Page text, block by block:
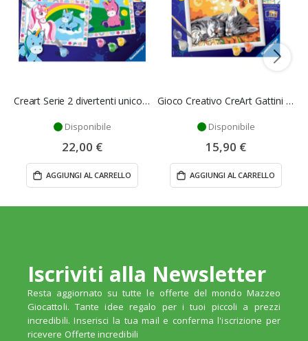
Creart Serie 2 divertenti unicorni - Ravensburger
Disponibile
22,00 €
AGGIUNGI AL CARRELLO
Gioco Creativo CreArt Gattini - Ravensburger
Disponibile
15,90 €
AGGIUNGI AL CARRELLO
Iscriviti alla Newsletter
Resta aggiornato su tutte le offerte del mondo Mazzeo
Giocattoli. Tante idee regalo per i tuoi piccoli a prezzi
incredibili. Inserisci la tua mail e conferma l'iscrizione per
ricevere Offerte incredibili